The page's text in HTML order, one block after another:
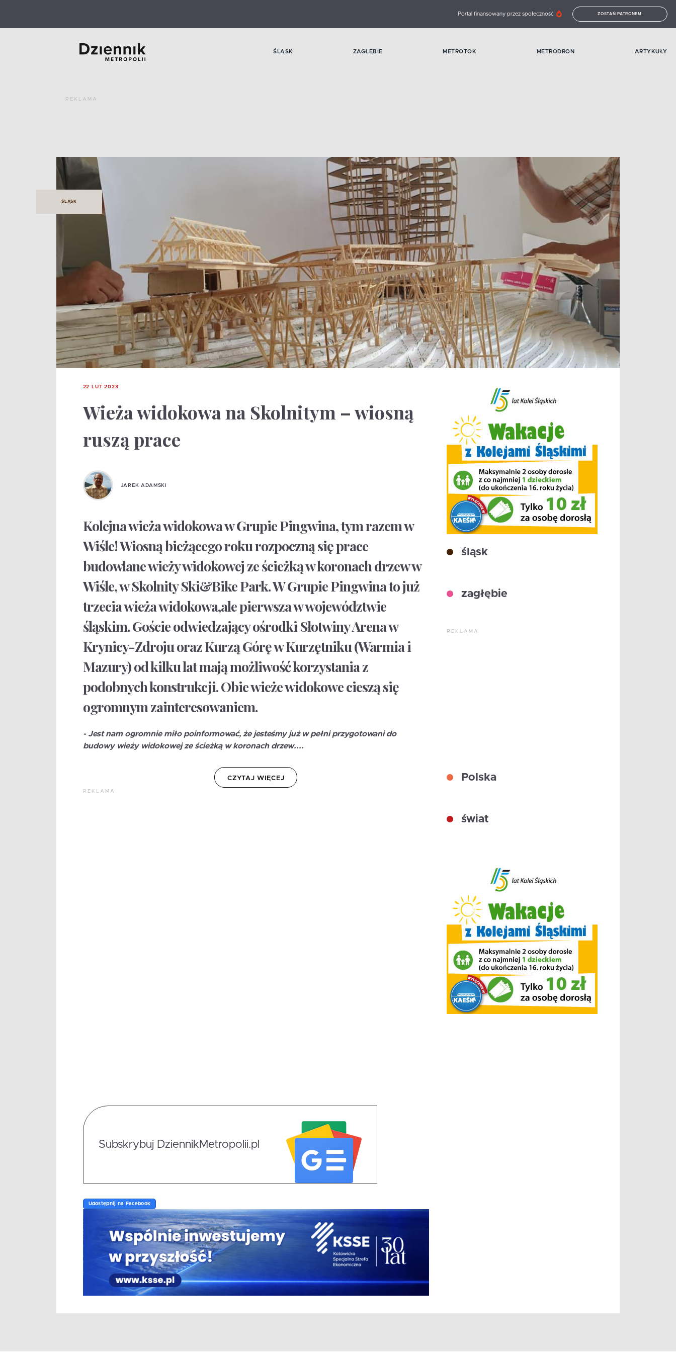
Portal finansowany przez społeczność ZOSTAŃ PATRONEM
ŚLĄSK ZAGŁĘBIE METROTOK METRODRON ARTYKUŁY
REKLAMA
ŚLĄSK
22 LUT 2023
Wieża widokowa na Skolnitym – wiosną
ruszą prace
JAREK ADAMSKI
Kolejna wieża widokowa w Grupie Pingwina, tym razem w
Wiśle! Wiosną bieżącego roku rozpoczną się prace
budowlane wieży widokowej ze ścieżką w koronach drzew w
Wiśle, w Skolnity Ski&Bike Park. W Grupie Pingwina to już
trzecia wieża widokowa,ale pierwsza w województwie
śląskim. Goście odwiedzający ośrodki Słotwiny Arena w
Krynicy-Zdroju oraz Kurzą Górę w Kurzętniku (Warmia i
Mazury) od kilku lat mają możliwość korzystania z
podobnych konstrukcji. Obie wieże widokowe cieszą się
ogromnym zainteresowaniem.
- Jest nam ogromnie miło poinformować, że jesteśmy już w pełni przygotowani do
budowy wieży widokowej ze ścieżką w koronach drzew....
CZYTAJ WIĘCEJ
REKLAMA
Subskrybuj DziennikMetropolii.pl
Udostępnij na Facebook
śląsk
zagłębie
REKLAMA
Polska
świat